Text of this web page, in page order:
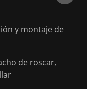
y montaje de
de roscar,